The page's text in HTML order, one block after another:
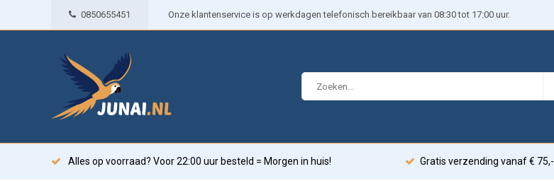
0850655451 Onze klantenservice is op werkdagen telefonisch bereikbaar van 08:30 tot 17:00 uur.
Alles op voorraad? Voor 22:00 uur besteld = Morgen in huis! Gratis verzending vanaf € 75,-